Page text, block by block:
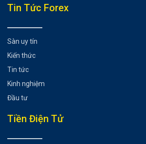
Tin Tức Forex
Sàn uy tín
Kiến thức
Tin tức
Kinh nghiệm
Đầu tư
Tiền Điện Tử